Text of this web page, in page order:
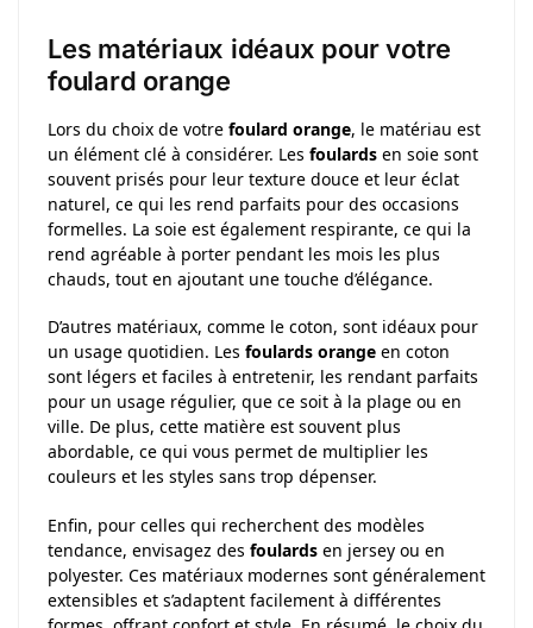
Les matériaux idéaux pour votre
foulard orange
Lors du choix de votre foulard orange, le matériau est
un élément clé à considérer. Les foulards en soie sont
souvent prisés pour leur texture douce et leur éclat
naturel, ce qui les rend parfaits pour des occasions
formelles. La soie est également respirante, ce qui la
rend agréable à porter pendant les mois les plus
chauds, tout en ajoutant une touche d’élégance.
D’autres matériaux, comme le coton, sont idéaux pour
un usage quotidien. Les foulards orange en coton
sont légers et faciles à entretenir, les rendant parfaits
pour un usage régulier, que ce soit à la plage ou en
ville. De plus, cette matière est souvent plus
abordable, ce qui vous permet de multiplier les
couleurs et les styles sans trop dépenser.
Enfin, pour celles qui recherchent des modèles
tendance, envisagez des foulards en jersey ou en
polyester. Ces matériaux modernes sont généralement
extensibles et s’adaptent facilement à différentes